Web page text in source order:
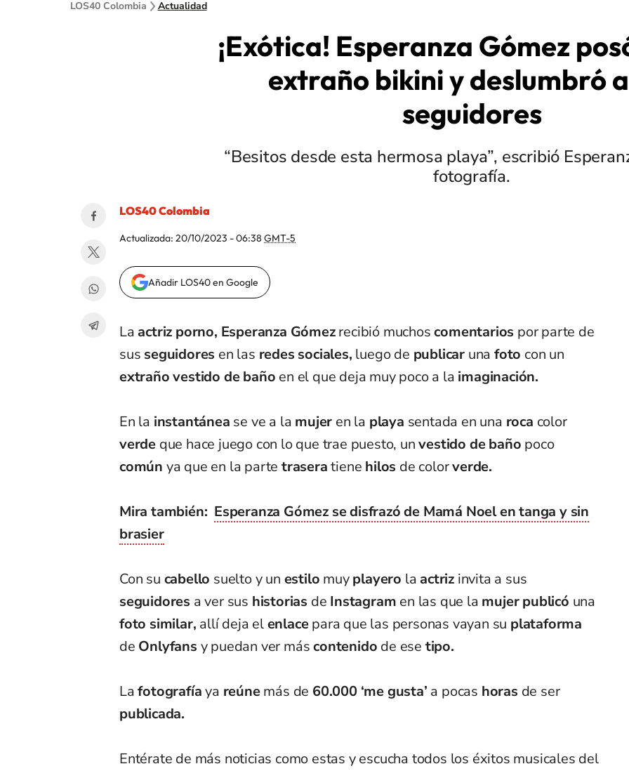
LOS40 Colombia Actualidad
¡Exótica! Esperanza Gómez
extraño bikini y deslumbró
seguidores
“Besitos desde esta hermosa playa”, escribió
fotografía.
LOS40 Colombia
Actualizada: 20/10/2023 - 06:38 GMT-5
Añadir LOS40 en Google
La actriz porno, Esperanza Gómezrecibió muchoscomentarios por parte de
sus seguidores en las redes sociales, luego de publicar unafoto con un
extraño vestido de baño en el que deja muy poco a la imaginación.
En la instantánea se ve a la mujer en la playa sentada en una roca color
verde que hace juego con lo que trae puesto, unvestido de baño poco
común ya que en la parte traseratiene hilos de colorverde.
Mira también: Esperanza Gómez se disfrazó de Mamá Noel en tanga y sin
brasier
Con su cabello suelto y un estilo muyplayero la actriz invita a sus
seguidores a ver sus historias de Instagram en las que la mujer publicó una
foto similar, allí deja elenlacepara que las personas vayan su plataforma
de Onlyfans y puedan ver máscontenido de ese tipo.
Lafotografíaya reúnemás de 60.000 ‘me gusta’ a pocas horas de ser
publicada.
Entérate de más noticias como estas y escucha todos los éxitos musicales del